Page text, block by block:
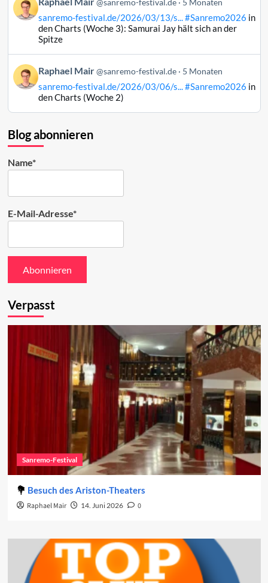
ansehen
von
Raphael
ansehen
@sanremo-festival.de 5 Monaten
sanremo-festival.de/2026/03/13/s...#Sanremo2026 in
den Charts (Woche 3): Samurai Jay hält sich an der
Spitze
Beitrag
von
Raphael
Bluesky
ansehen
Raphael Mair @sanremo-festival.de 5 Monaten
sanremo-festival.de/2026/03/06/s...#Sanremo2026 in
den Charts (Woche 2)
Blog abonnieren
Name*
E-Mail-Adresse*
Verpasst
Sanremo-Festival
Besuch des Ariston-Theaters
Raphael Mair 14. Juni 2026 0